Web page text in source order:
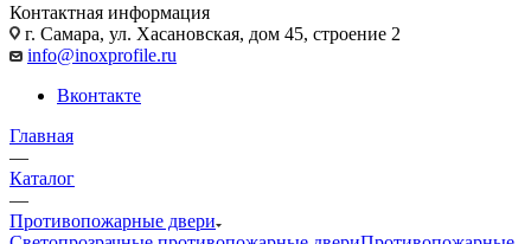
Контактная информация
г. Самара, ул. Хасановская, дом 45, строение 2
info@inoxprofile.ru
Вконтакте
Главная
—
Каталог
—
Противопожарные двери